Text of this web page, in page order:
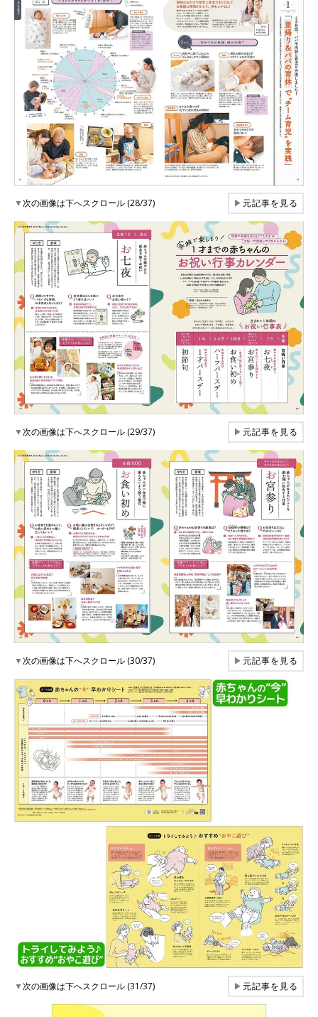
▼次の画像は下へスクロール (28/37) ▶元記事を見る
▼次の画像は下へスクロール (29/37) ▶元記事を見る
▼次の画像は下へスクロール (30/37) ▶元記事を見る
▼次の画像は下へスクロール (31/37) ▶元記事を見る